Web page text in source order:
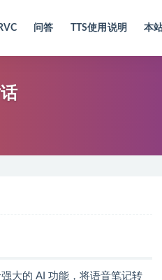
RVC 问答 TTS使用说明 本
大的 AI 功能，将语音笔记转